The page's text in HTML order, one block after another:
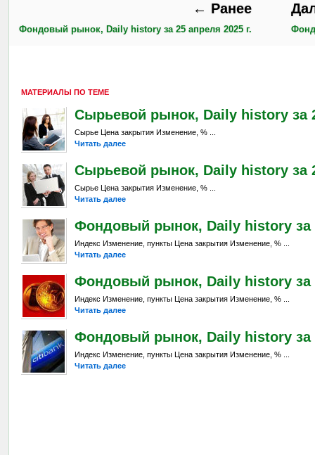
← Ранее
Фондовый рынок, Daily history за 25 апреля 2025 г.
МАТЕРИАЛЫ ПО ТЕМЕ
Сырьевой рынок, Daily history за
Сырье Цена закрытия Изменение, % ...
Читать далее
Сырьевой рынок, Daily history за
Сырье Цена закрытия Изменение, % ...
Читать далее
Фондовый рынок, Daily history за
Индекс Изменение, пункты Цена закрытия Изменение, % ...
Читать далее
Фондовый рынок, Daily history за
Индекс Изменение, пункты Цена закрытия Изменение, % ...
Читать далее
Фондовый рынок, Daily history за
Индекс Изменение, пункты Цена закрытия Изменение, % ...
Читать далее